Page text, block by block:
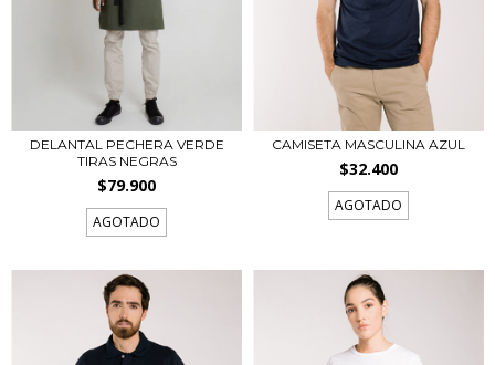
DELANTAL PECHERA VERDE
TIRAS NEGRAS
$79.900
AGOTADO
CAMISETA MASCULINA AZUL
$32.400
AGOTADO